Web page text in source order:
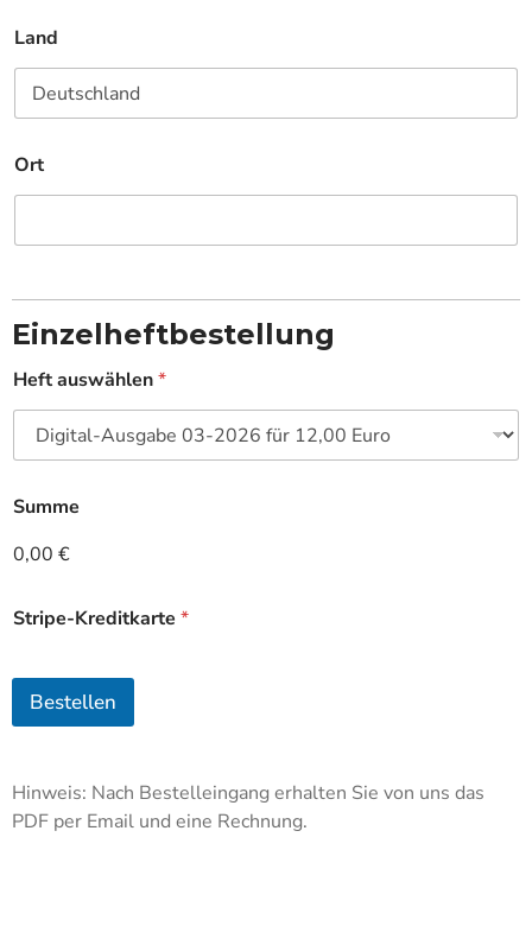
Land
Ort
Einzelheftbestellung
Heft auswählen*
Summe
0,00 €
Stripe-Kreditkarte *
Bestellen
Hinweis: Nach Bestelleingang erhalten Sie von uns das
PDF per Email und eine Rechnung.